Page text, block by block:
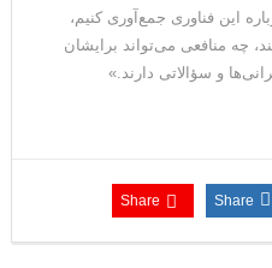
این فناوری جمع‌آوری کنیم،
چه منافعی می‌تواند برایشان
و سؤالاتی دارند.»
Share
Share